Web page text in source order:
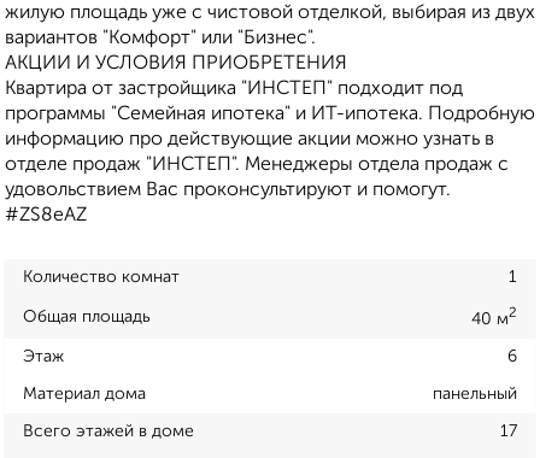
жилую площадь уже с чистовой отделкой, выбирая из двух
вариантов "Комфорт" или "Бизнес".
АКЦИИ И УСЛОВИЯ ПРИОБРЕТЕНИЯ
Квартира от застройщика "ИНСТЕП" подходит под
программы "Семейная ипотека" и ИТ-ипотека. Подробную
информацию про действующие акции можно узнать в
отделе продаж "ИНСТЕП". Менеджеры отдела продаж с
удовольствием Вас проконсультируют и помогут.
#ZS8eAZ
Количество комнат 1
Общая площадь 40 м2
Этаж 6
Материал дома панельный
Всего этажей в доме 17